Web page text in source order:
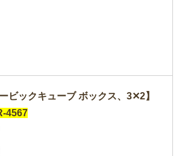
ビックキューブ ボックス、3✕2】
4567